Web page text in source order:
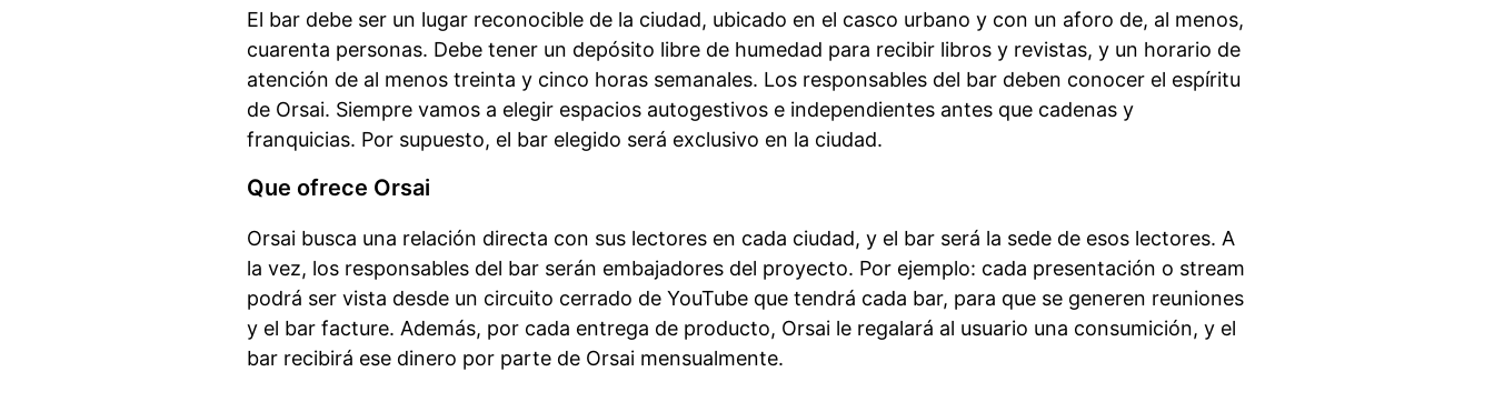
El bar debe ser un lugar reconocible de la ciudad, ubicado en el casco urbano y con un aforo de, al menos,
cuarenta personas. Debe tener un depósito libre de humedad para recibir libros y revistas, y un horario de
atención de al menos treinta y cinco horas semanales. Los responsables del bar deben conocer el espíritu
de Orsai. Siempre vamos a elegir espacios autogestivos e independientes antes que cadenas y
franquicias. Por supuesto, el bar elegido será exclusivo en la ciudad.
Que ofrece Orsai
Orsai busca una relación directa con sus lectores en cada ciudad, y el bar será la sede de esos lectores. A
la vez, los responsables del bar serán embajadores del proyecto. Por ejemplo: cada presentación o stream
podrá ser vista desde un circuito cerrado de YouTube que tendrá cada bar, para que se generen reuniones
y el bar facture. Además, por cada entrega de producto, Orsai le regalará al usuario una consumición, y el
bar recibirá ese dinero por parte de Orsai mensualmente.